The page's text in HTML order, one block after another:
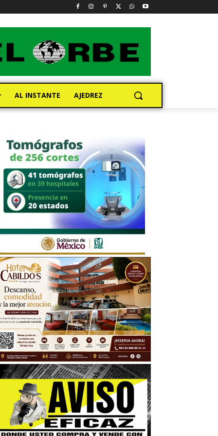
AL INSTANTE AJEDREZ